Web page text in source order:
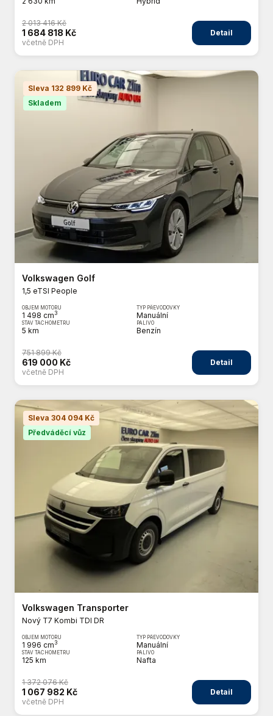
2 013 416 Kč
1 684 818 Kč
včetně DPH
Detail
Sleva 132 899 Kč
Skladem
Volkswagen Golf
1,5 eTSI People
OBJEM MOTORU
1 498 cm3
TYP PŘEVODOVKY
Manuální
STAV TACHOMETRU
5 km
PALIVO
Benzín
751 899 Kč
619 000 Kč
včetně DPH
Detail
Sleva 304 094 Kč
Předváděcí vůz
Volkswagen Transporter
Nový T7 Kombi TDI DR
OBJEM MOTORU
1 996 cm3
TYP PŘEVODOVKY
Manuální
STAV TACHOMETRU
125 km
PALIVO
Nafta
1 372 076 Kč
1 067 982 Kč
včetně DPH
Detail